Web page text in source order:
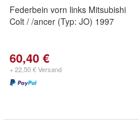
Federbein vorn links Mitsubishi
Colt / /ancer (Typ: JO) 1997
60,40 €
+ 22,50 € Versand